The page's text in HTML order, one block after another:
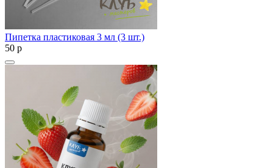
Пипетка пластиковая 3 мл (3 шт.)
50 p